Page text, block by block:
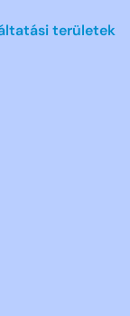
területek